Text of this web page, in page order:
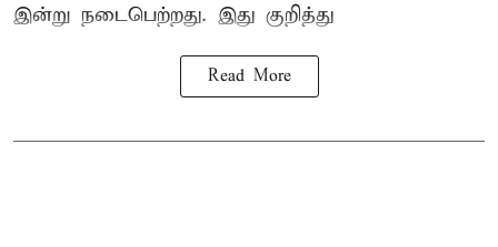
இன்று நடைபெற்றது. இது குறித்து
Read More